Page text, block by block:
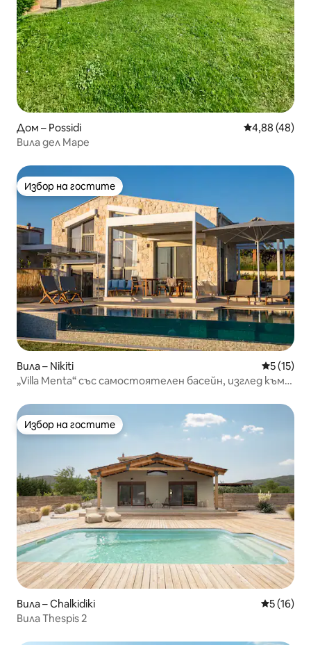
Дом – Possidi Средна
4,88 (48)
Вила дел Маре
Избор на гостите
Избор на гостите
Вила – Nikiti Средна
5 (15)
„Villa Menta“ със самостоятелен басейн, изглед към
Избор на гостите
Избор на гостите
Вила – Chalkidiki Средна
5 (16)
Вила Thespis 2